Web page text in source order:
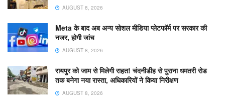
AUGUST 8, 2026
Meta के बाद अब अन्य सोशल मीडिया प्लेटफॉर्म पर सरकार की
नजर, होगी जांच
AUGUST 8, 2026
रायपुर को जाम से मिलेगी राहत! चंदनीडीह से पुराना धमतरी रोड
तक बनेगा नया रास्ता, अधिकारियों ने किया निरीक्षण
AUGUST 8, 2026